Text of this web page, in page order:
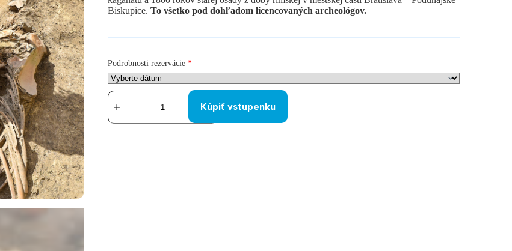
Biskupice. To všetko pod dohľadom licencovaných archeológov.
Podrobnosti rezervácie *
množstvo
HYBAJ
–
Kúpiť vstupenku